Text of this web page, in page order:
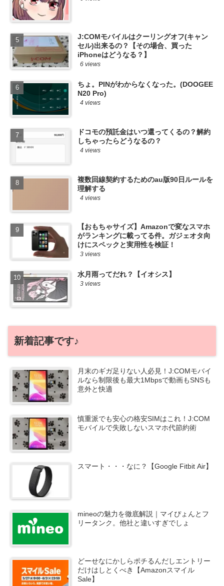
J:COMモバイルはクーリングオフ(キャン
セル)出来るの？【その場合、買った
iPhoneはどうなる？】
6 views
ちょ。PINがわからなくなった。(DOOGEE
N20 Pro)
4 views
ドコモの預託金はいつ還ってくるの？解約
しちゃったらどうなるの？
4 views
複数回線契約するためのau版90日ルールを
理解する
4 views
【おもちゃサイズ】Amazonで変なスマホ
がランキングに載ってる件。ガジェオタ向
けにスペックと実用性を検証！
3 views
水月雨ってだれ？【イオシス】
3 views
新着記事です♪
月末のギガ足りない人必見！J:COMモバイ
ルなら制限後も最大1Mbpsで動画もSNSも
意外と快適
慎重派でも安心の格安SIMはこれ！J:COM
モバイルで失敗しないスマホ代節約術
スマート・・・なに？【Google Fitbit Air】
mineoの魅力を徹底解説｜マイぴょんとフ
リータンク。他社と違いすぎでしょ
どーせなにかしらポチるんだしエントリー
だけはしとくべき【Amazonスマイル
Sale】